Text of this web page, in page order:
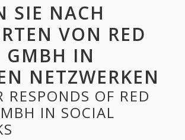
SIE NACH
VON RED
GMBH IN
NETZWERKEN
RESPONDS OF RED
IN SOCIAL